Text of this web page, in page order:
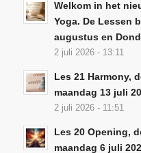
Welkom in het
Yoga. De Lessen
augustus en
2 juli 2026 - 13:11
Les 21 Harmony,
maandag 13 juli
2 juli 2026 - 11:51
Les 20 Opening,
maandag 6 juli